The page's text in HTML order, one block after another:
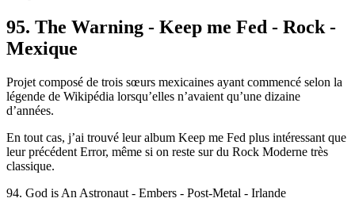
95. The Warning - Keep me Fed - Rock -
Mexique
Projet composé de trois sœurs mexicaines ayant commencé selon la
légende de Wikipédia lorsqu’elles n’avaient qu’une dizaine
d’années.
En tout cas, j’ai trouvé leur album Keep me Fed plus intéressant que
leur précédent Error, même si on reste sur du Rock Moderne très
classique.
94. God is An Astronaut - Embers - Post-Metal - Irlande